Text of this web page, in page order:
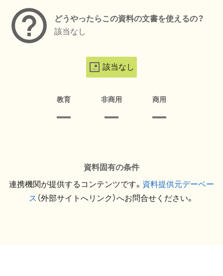
どうやったらこの資料の文書を使えるの？
該当なし
該当なし
教育 非商用 商用
資料固有の条件
連携機関が提供するコンテンツです。 資料提供元デーベー
ス （外部サイトへリンク）へお問合せください。